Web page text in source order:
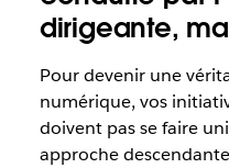
dirigeante,
Pour devenir une
numérique, vos
doivent pas se faire
approche